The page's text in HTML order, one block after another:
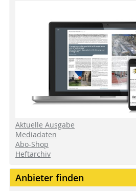
Aktuelle Ausgabe
Mediadaten
Abo-Shop
Heftarchiv
Anbieter finden